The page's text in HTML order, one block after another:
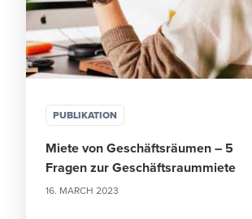
PUBLIKATION
Miete von Geschäftsräumen – 5
Fragen zur Geschäftsraummiete
16. MARCH 2023